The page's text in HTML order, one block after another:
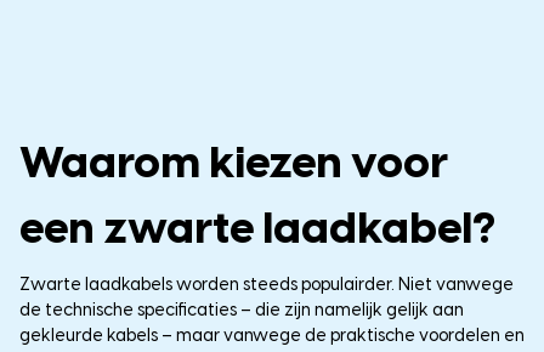
Waarom kiezen voor
een zwarte laadkabel?
Zwarte laadkabels worden steeds populairder. Niet vanwege
de technische specificaties – die zijn namelijk gelijk aan
gekleurde kabels – maar vanwege de praktische voordelen en